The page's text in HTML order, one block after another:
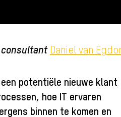
consultant Daniel van
potentiële nieuwe klant
hoe IT ervaren
binnen te komen en